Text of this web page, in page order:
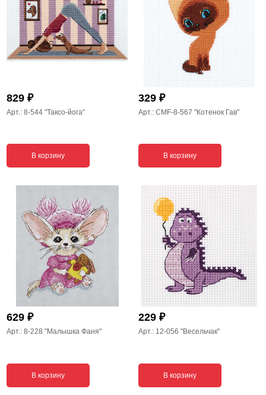
829₽
Арт.: 8-544"Таксо-йога"
В корзину
329 ₽
Арт.: CMF-8-567 "Котенок Гав"
В корзину
629₽
Арт.: 8-228"Малышка Фаня"
В корзину
229 ₽
Арт.: 12-056 "Весельчак"
В корзину